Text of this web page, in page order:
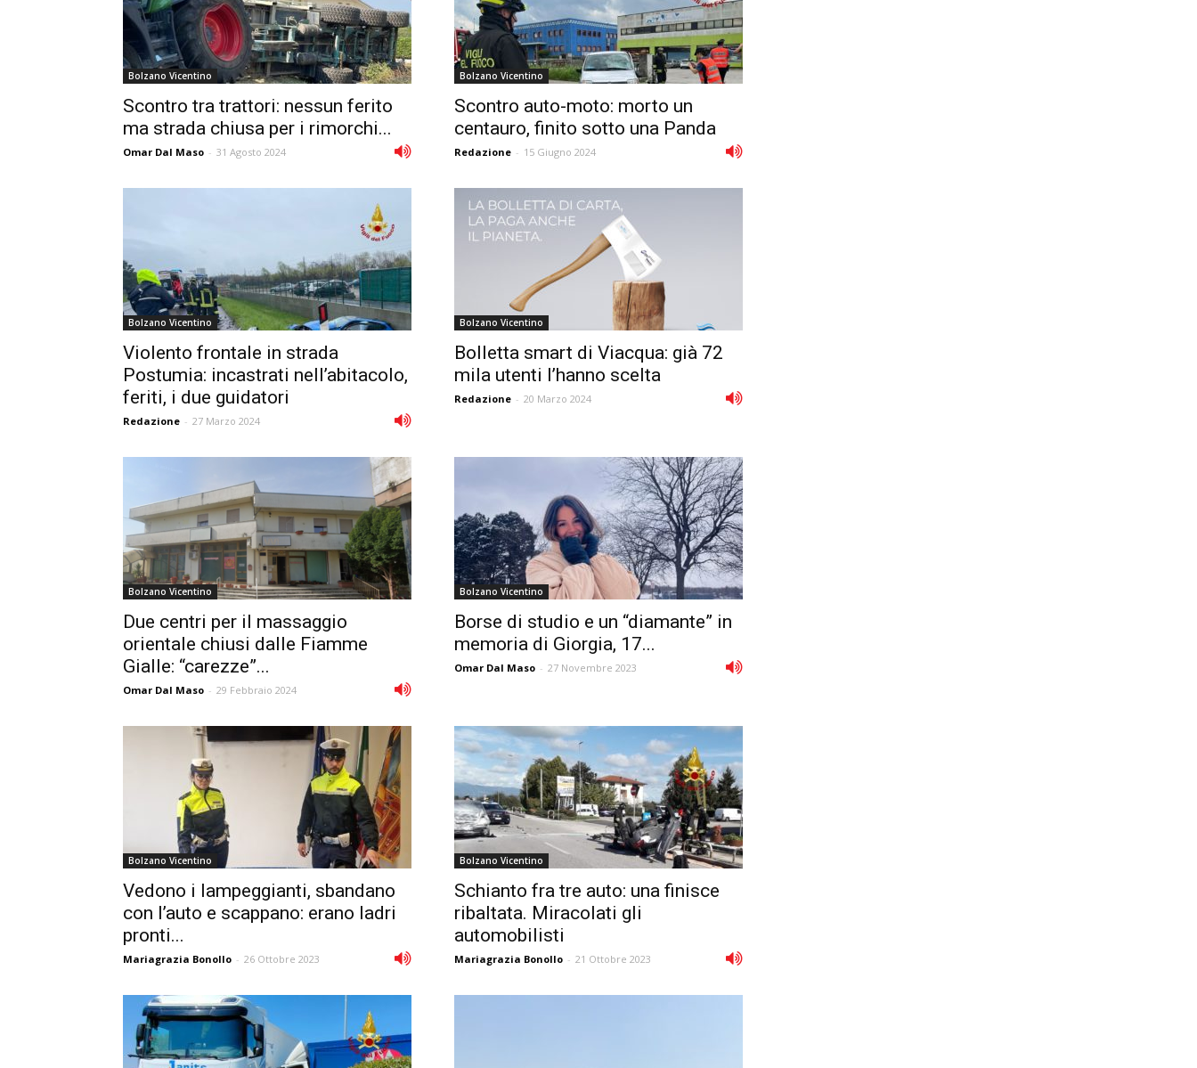
Bolzano Vicentino
Scontro tra trattori: nessun ferito
ma strada chiusa per i rimorchi...
Omar Dal Maso - 31 Agosto 2024
Bolzano Vicentino
Scontro auto-moto: morto un
centauro, finito sotto una Panda
Redazione - 15 Giugno 2024
Bolzano Vicentino
Violento frontale in strada
Postumia: incastrati nell’abitacolo,
feriti, i due guidatori
Redazione - 27 Marzo 2024
Bolzano Vicentino
Bolletta smart di Viacqua: già 72
mila utenti l’hanno scelta
Redazione - 20 Marzo 2024
Bolzano Vicentino
Due centri per il massaggio
orientale chiusi dalle Fiamme
Gialle: “carezze”...
Omar Dal Maso - 29 Febbraio 2024
Bolzano Vicentino
Borse di studio e un “diamante” in
memoria di Giorgia, 17...
Omar Dal Maso - 27 Novembre 2023
Bolzano Vicentino
Vedono i lampeggianti, sbandano
con l’auto e scappano: erano ladri
pronti...
Mariagrazia Bonollo - 26 Ottobre 2023
Bolzano Vicentino
Schianto fra tre auto: una finisce
ribaltata. Miracolati gli
automobilisti
Mariagrazia Bonollo - 21 Ottobre 2023